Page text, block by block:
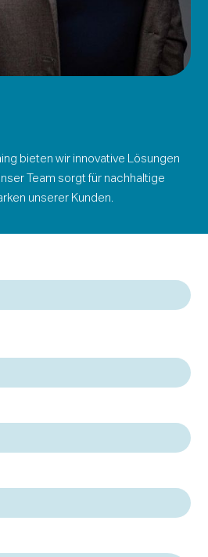
bieten wir innovative Lösungen
Team sorgt für nachhaltige
unserer Kunden.